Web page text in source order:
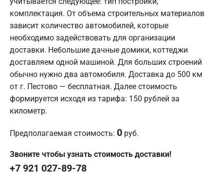
комплектация. От объема строительных материалов
зависит количество автомобилей, которые
необходимо задействовать для организации
доставки. Небольшие дачные домики, коттеджи
доставляем одной машиной. Для больших строений
обычно нужно два автомобиля. Доставка до 500 км
от г. Пестово — бесплатная. Далее стоимость
формируется исходя из тарифа: 150 рублей за
километр.
Предполагаемая стоимость: 0 руб.
Звоните чтобы узнать стоимость доставки!
+7 921 027-89-78